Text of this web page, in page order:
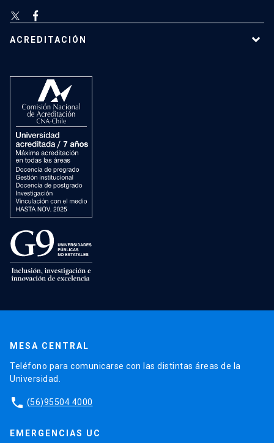
ACREDITACIÓN
MESA CENTRAL
Teléfono para comunicarse con las distintas áreas de la
Universidad.
phone (56)95504 4000
EMERGENCIAS UC